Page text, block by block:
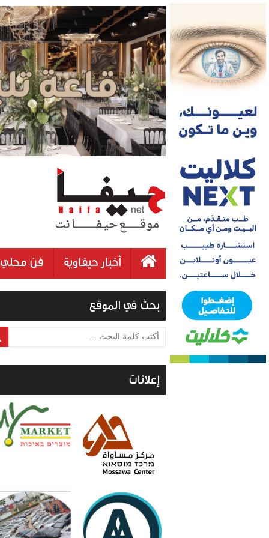
أخبار حيفاوية فن محلي
بحث في الموقع
أكتب كلمة البحث ...
إعلانات